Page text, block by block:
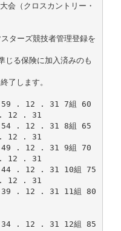
（クロスカントリー・
ターズ競技者管理登録を
る保険に加入済みのも
了します。
59 . 12 . 31 7組 60
12 . 31
54 . 12 . 31 8組 65
12 . 31
49 . 12 . 31 9組 70
12 . 31
44 . 12 . 31 10組 75
12 . 31
39 . 12 . 31 11組 80
34 . 12 . 31 12組 85